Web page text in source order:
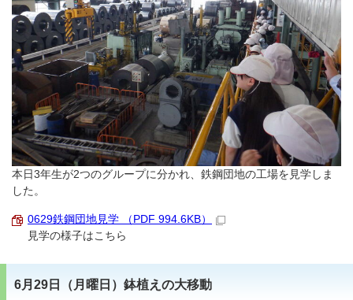
本日3年生が2つのグループに分かれ、鉄鋼団地の工場を見学しま
した。
0629鉄鋼団地見学 （PDF 994.6KB）
見学の様子はこちら
6月29日（月曜日）鉢植えの大移動